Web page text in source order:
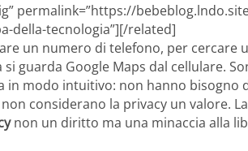
permalink=”https://
della-tecnologia”][/related]
un numero di telefono, per cercare
si guarda Google Maps dal cellulare.
in modo intuitivo: non hanno bisogno
considerano la privacy un valore.
non un diritto ma una minaccia alla